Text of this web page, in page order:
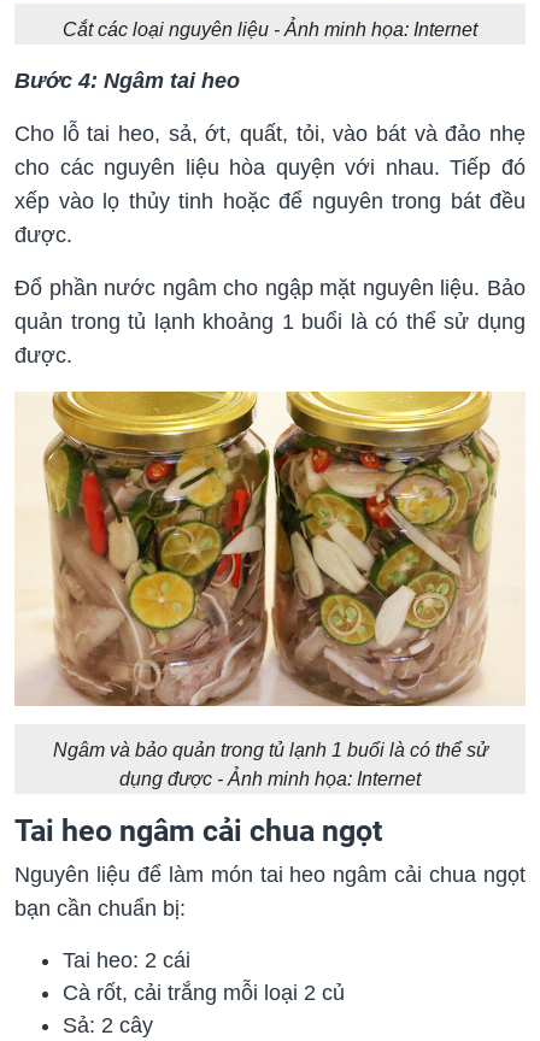
Cắt các loại nguyên liệu - Ảnh minh họa: Internet
Bước 4: Ngâm tai heo
Cho lỗ tai heo, sả, ớt, quất, tỏi, vào bát và đảo nhẹ
cho các nguyên liệu hòa quyện với nhau. Tiếp đó
xếp vào lọ thủy tinh hoặc để nguyên trong bát đều
được.
Đổ phần nước ngâm cho ngập mặt nguyên liệu. Bảo
quản trong tủ lạnh khoảng 1 buổi là có thể sử dụng
được.
Ngâm và bảo quản trong tủ lạnh 1 buổi là có thể sử
dụng được - Ảnh minh họa: Internet
Tai heo ngâm cải chua ngọt
Nguyên liệu để làm món tai heo ngâm cải chua ngọt
bạn cần chuẩn bị:
Tai heo: 2 cái
Cà rốt, cải trắng mỗi loại 2 củ
Sả: 2 cây